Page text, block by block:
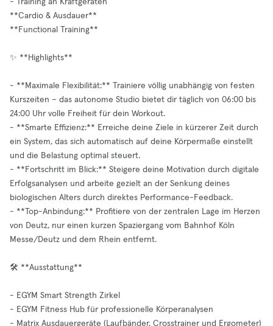
- Training an Kraftgeräten
**Cardio & Ausdauer**
**Functional Training**
✨ **Highlights**
- **Maximale Flexibilität:** Trainiere völlig unabhängig von festen
Kurszeiten – das autonome Studio bietet dir täglich von 06:00 bis
24:00 Uhr volle Freiheit für dein Workout.
- **Smarte Effizienz:** Erreiche deine Ziele in kürzerer Zeit durch
ein System, das sich automatisch auf deine Körpermaße einstellt
und die Belastung optimal steuert.
- **Fortschritt im Blick:** Steigere deine Motivation durch digitale
Erfolgsanalysen und arbeite gezielt an der Senkung deines
biologischen Alters durch direktes Performance-Feedback.
- **Top-Anbindung:** Profitiere von der zentralen Lage im Herzen
von Deutz, nur einen kurzen Spaziergang vom Bahnhof Köln
Messe/Deutz und dem Rhein entfernt.
🛠️ **Ausstattung**
- EGYM Smart Strength Zirkel
- EGYM Fitness Hub für professionelle Körperanalysen
- Matrix Ausdauergeräte (Laufbänder, Crosstrainer und Ergometer)